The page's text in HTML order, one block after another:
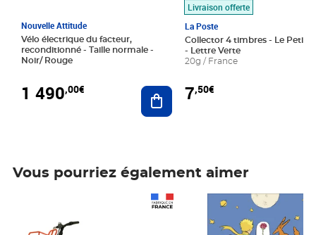
Nouvelle Attitude
Vélo électrique du facteur,
reconditionné - Taille normale -
Noir/ Rouge
1 490,00€ Ajouter au panier
Livraison offerte
La Poste
Collector 4 timbres - Le Petit
- Lettre Verte
20g / France
7,50€
Vous pourriez également aimer
Prix 7,50€